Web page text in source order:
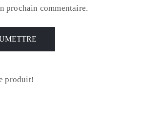
prochain commentaire.
produit!